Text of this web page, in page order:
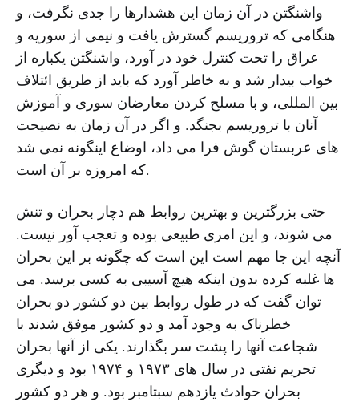
واشنگتن در آن زمان این هشدارها را جدی نگرفت، و
هنگامی که تروریسم گسترش یافت و نیمی از سوریه و
عراق را تحت کنترل خود در آورد، واشنگتن یکباره از
خواب بیدار شد و به خاطر آورد که باید از طریق ائتلاف
بین المللی، و با مسلح کردن معارضان سوری و آموزش
آنان با تروریسم بجنگد. و اگر در آن زمان به نصیحت
های عربستان گوش فرا می داد، اوضاع اینگونه نمی شد
که امروزه بر آن است.
حتی بزرگترین و بهترین روابط هم دچار بحران و تنش
می شوند، و این امری طبیعی بوده و تعجب آور نیست.
آنچه این جا مهم است این است که چگونه بر این بحران
ها غلبه کرده بدون اینکه هیچ آسیبی به کسی برسد. می
توان گفت که در طول روابط بین دو کشور دو بحران
خطرناک به وجود آمد و دو کشور موفق شدند با
شجاعت آنها را پشت سر بگذارند. یکی از آنها بحران
تحریم نفتی در سال های ۱۹۷۳ و ۱۹۷۴ بود و دیگری
بحران حوادث یازدهم سبتامبر بود. و هر دو کشور